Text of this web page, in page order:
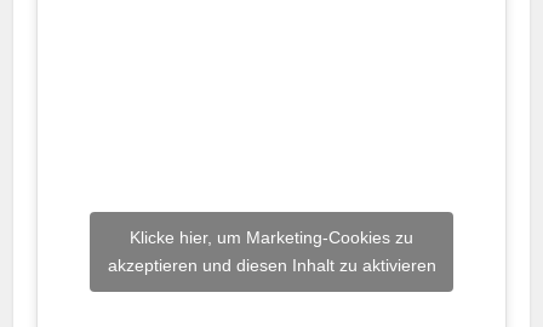
Klicke hier, um Marketing-Cookies zu
akzeptieren und diesen Inhalt zu aktivieren